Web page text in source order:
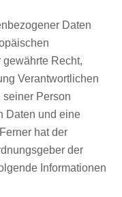
Daten
Recht,
Verantwortlichen
seiner Person
Daten und eine
hat der
der
Informationen